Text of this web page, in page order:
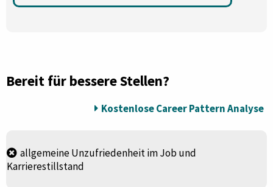
Bereit für bessere Stellen?
Kostenlose Career Pattern Analyse
allgemeine Unzufriedenheit im Job und
Karrierestillstand